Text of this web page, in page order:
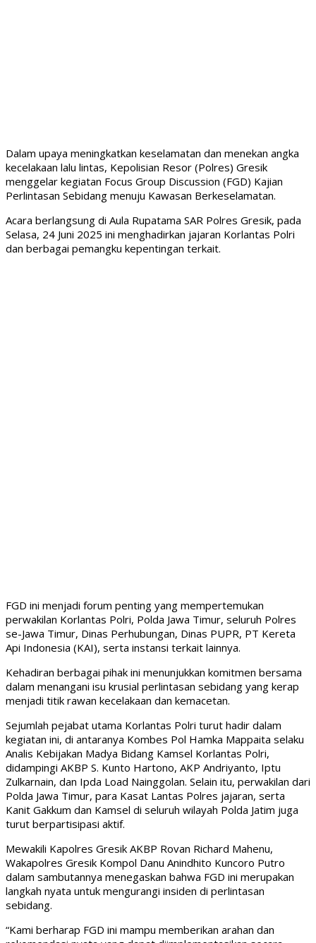
Dalam upaya meningkatkan keselamatan dan menekan angka
kecelakaan lalu lintas, Kepolisian Resor (Polres) Gresik
menggelar kegiatan Focus Group Discussion (FGD) Kajian
Perlintasan Sebidang menuju Kawasan Berkeselamatan.
Acara berlangsung di Aula Rupatama SAR Polres Gresik, pada
Selasa, 24 Juni 2025 ini menghadirkan jajaran Korlantas Polri
dan berbagai pemangku kepentingan terkait.
FGD ini menjadi forum penting yang mempertemukan
perwakilan Korlantas Polri, Polda Jawa Timur, seluruh Polres
se-Jawa Timur, Dinas Perhubungan, Dinas PUPR, PT Kereta
Api Indonesia (KAI), serta instansi terkait lainnya.
Kehadiran berbagai pihak ini menunjukkan komitmen bersama
dalam menangani isu krusial perlintasan sebidang yang kerap
menjadi titik rawan kecelakaan dan kemacetan.
Sejumlah pejabat utama Korlantas Polri turut hadir dalam
kegiatan ini, di antaranya Kombes Pol Hamka Mappaita selaku
Analis Kebijakan Madya Bidang Kamsel Korlantas Polri,
didampingi AKBP S. Kunto Hartono, AKP Andriyanto, Iptu
Zulkarnain, dan Ipda Load Nainggolan. Selain itu, perwakilan dari
Polda Jawa Timur, para Kasat Lantas Polres jajaran, serta
Kanit Gakkum dan Kamsel di seluruh wilayah Polda Jatim juga
turut berpartisipasi aktif.
Mewakili Kapolres Gresik AKBP Rovan Richard Mahenu,
Wakapolres Gresik Kompol Danu Anindhito Kuncoro Putro
dalam sambutannya menegaskan bahwa FGD ini merupakan
langkah nyata untuk mengurangi insiden di perlintasan
sebidang.
“Kami berharap FGD ini mampu memberikan arahan dan